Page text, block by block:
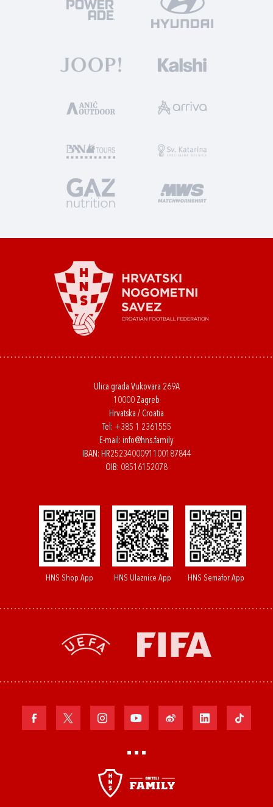
Ulica grada Vukovara 269A
10000 Zagreb
Hrvatska / Croatia
Tel: +385 1 2361555
E-mail: info@hns.family
IBAN: HR2523400091100187844
OIB: 08516152078
HNS Shop App HNS Ulaznice App HNS Semafor App